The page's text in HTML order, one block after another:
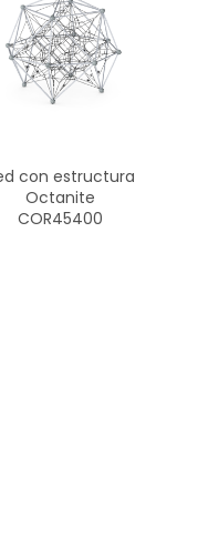
con estructura
Octanite
COR45400